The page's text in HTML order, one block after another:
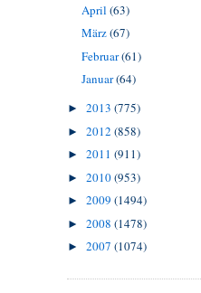
April (63)
März(67)
Februar(61)
Januar(64)
► 2013 (775)
► 2012 (858)
► 2011 (911)
► 2010(953)
► 2009 (1494)
► 2008 (1478)
► 2007 (1074)